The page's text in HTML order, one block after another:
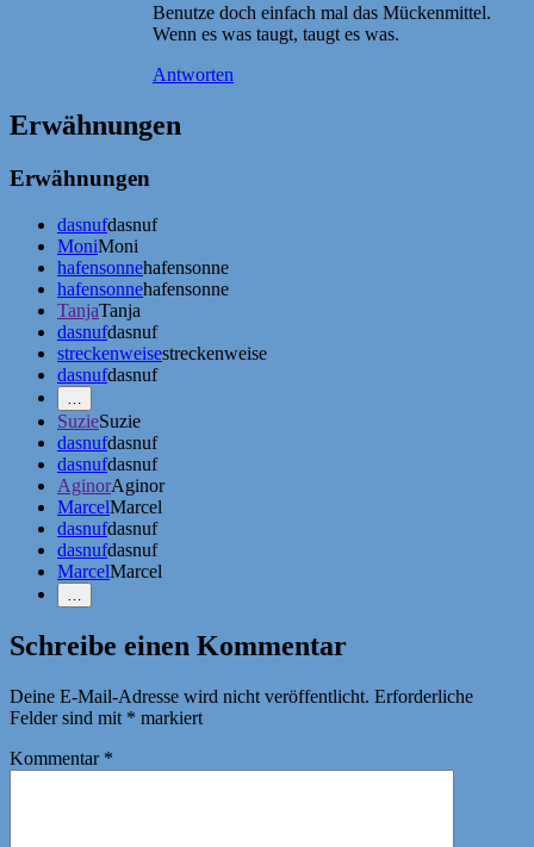
Benutze doch einfach mal das Mückenmittel.
Wenn es was taugt, taugt es was.
Antworten
Erwähnungen
Erwähnungen
dasnufdasnuf
MoniMoni
hafensonnehafensonne
hafensonnehafensonne
TanjaTanja
dasnufdasnuf
streckenweisestreckenweise
dasnufdasnuf
Erwähnungen
zeigen
SuzieSuzie
dasnufdasnuf
dasnufdasnuf
AginorAginor
MarcelMarcel
dasnufdasnuf
dasnufdasnuf
MarcelMarcel
Erwähnungen
Schreibe einen Kommentar
Deine E-Mail-Adresse wird nicht veröffentlicht. Erforderliche
Felder sind mit * markiert
Kommentar *